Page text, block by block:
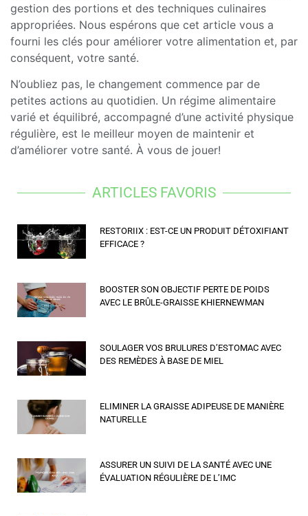
gestion des portions et des techniques culinaires
appropriées. Nous espérons que cet article vous a
fourni les clés pour améliorer votre alimentation et, par
conséquent, votre santé.
N’oubliez pas, le changement commence par de
petites actions au quotidien. Un régime alimentaire
varié et équilibré, accompagné d’une activité physique
régulière, est le meilleur moyen de maintenir et
d’améliorer votre santé. À vous de jouer!
ARTICLES FAVORIS
RESTORIIX : EST-CE UN PRODUIT DÉTOXIFIANT
EFFICACE ?
BOOSTER SON OBJECTIF PERTE DE POIDS
AVEC LE BRÛLE-GRAISSE KHIERNEWMAN
SOULAGER VOS BRULURES D’ESTOMAC AVEC
DES REMÈDES À BASE DE MIEL
ELIMINER LA GRAISSE ADIPEUSE DE MANIÈRE
NATURELLE
ASSURER UN SUIVI DE LA SANTÉ AVEC UNE
ÉVALUATION RÉGULIÈRE DE L’IMC